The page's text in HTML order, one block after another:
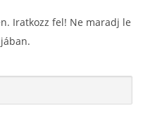
Iratkozz fel! Ne maradj le